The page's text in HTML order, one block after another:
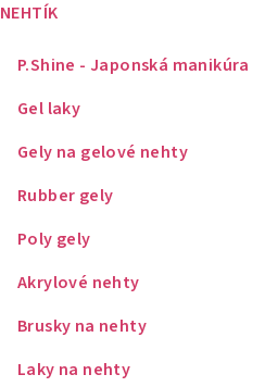
NEHTÍK
P.Shine - Japonská manikúra
Gel laky
Gely na gelové nehty
Rubber gely
Poly gely
Akrylové nehty
Brusky na nehty
Laky na nehty